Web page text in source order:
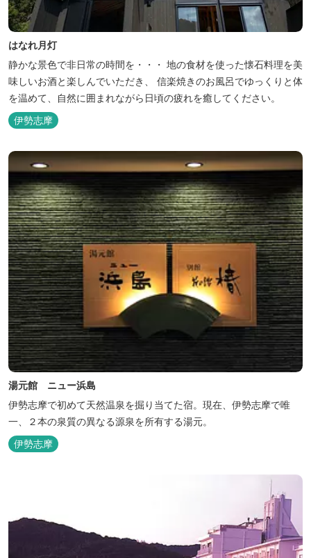
はなれ月灯
静かな景色で非日常の時間を・・・ 地の食材を使った懐石料理を美
味しいお酒と楽しんでいただき、 信楽焼きのお風呂でゆっくりと体
を温めて、自然に囲まれながら日頃の疲れを癒してください。
伊勢志摩
湯元館 ニュー浜島
伊勢志摩で初めて天然温泉を掘り当てた宿。現在、伊勢志摩で唯
一、２本の泉質の異なる源泉を所有する湯元。
伊勢志摩